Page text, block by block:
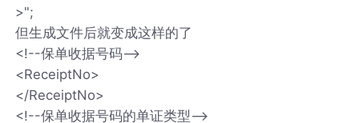
>";
但生成文件后就变成这样的了
<!--保单收据号码-->
<ReceiptNo>
</ReceiptNo>
<!--保单收据号码的单证类型-->